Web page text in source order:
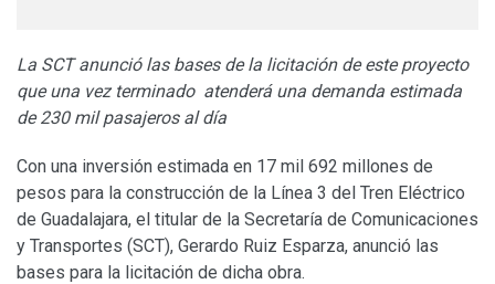
La SCT anunció las bases de la licitación de este proyecto
que una vez terminado atenderá una demanda estimada
de 230 mil pasajeros al día
Con una inversión estimada en 17 mil 692 millones de
pesos para la construcción de la Línea 3 del Tren Eléctrico
de Guadalajara, el titular de la Secretaría de Comunicaciones
y Transportes (SCT), Gerardo Ruiz Esparza, anunció las
bases para la licitación de dicha obra.